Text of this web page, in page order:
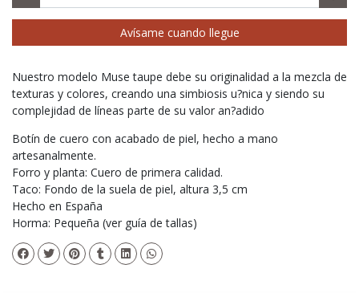
Avísame cuando llegue
Nuestro modelo Muse taupe debe su originalidad a la mezcla de
texturas y colores, creando una simbiosis u?nica y siendo su
complejidad de líneas parte de su valor an?adido
Botín de cuero con acabado de piel, hecho a mano
artesanalmente.
Forro y planta: Cuero de primera calidad.
Taco: Fondo de la suela de piel, altura 3,5 cm
Hecho en España
Horma: Pequeña (ver guía de tallas)